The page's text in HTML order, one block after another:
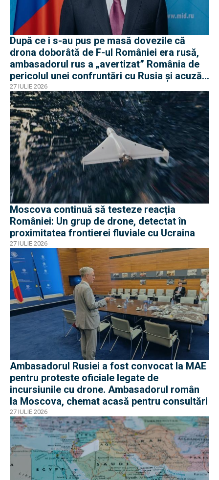
După ce i s-au pus pe masă dovezile că
drona doborâtă de F-ul României era rusă,
ambasadorul rus a „avertizat” România de
pericolul unei confruntări cu Rusia și acuză
o „înscenare propagandistă”
27 IULIE 2026
Moscova continuă să testeze reacția
României: Un grup de drone, detectat în
proximitatea frontierei fluviale cu Ucraina
27 IULIE 2026
Ambasadorul Rusiei a fost convocat la MAE
pentru proteste oficiale legate de
incursiunile cu drone. Ambasadorul român
la Moscova, chemat acasă pentru consultări
27 IULIE 2026